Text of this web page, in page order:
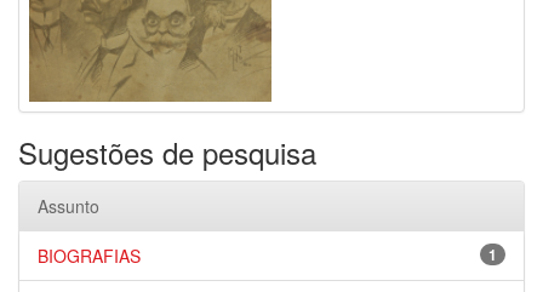
Sugestões de pesquisa
Assunto
1
BIOGRAFIAS